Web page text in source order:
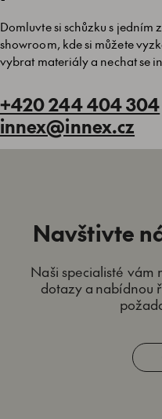
Domluvte si schůzku s jedním
showroom, kde si můžete
vybrat materiály a nechat se
+420 244 404 304
innex@innex.cz
Navštivte
Naši specialisté
dotazy a nabídnou